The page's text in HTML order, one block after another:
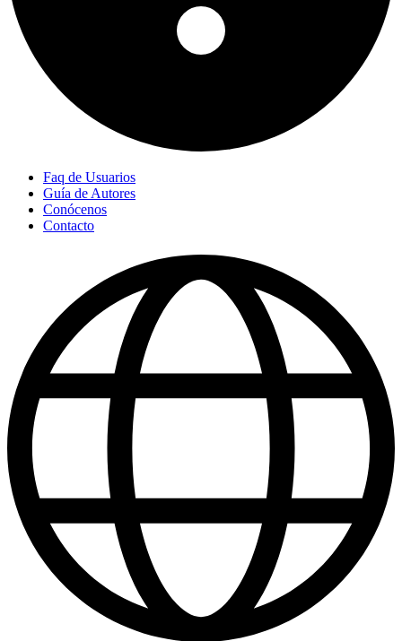
Faq de Usuarios
Guía de Autores
Conócenos
Contacto